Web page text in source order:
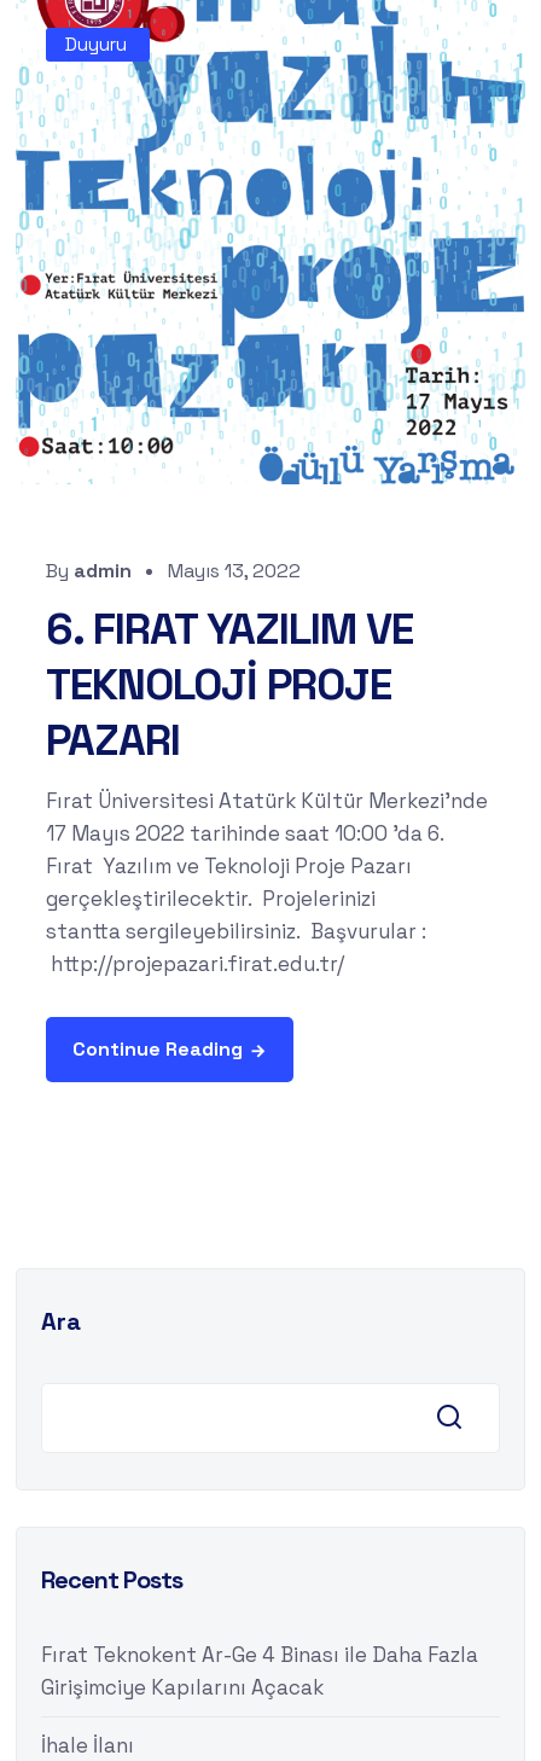
Duyuru
By admin Mayıs 13, 2022
6. FIRAT YAZILIM VE
TEKNOLOJİ PROJE
PAZARI
Fırat Üniversitesi Atatürk Kültür Merkezi'nde
17 Mayıs 2022 tarihinde saat 10:00 'da 6.
Fırat Yazılım ve Teknoloji Proje Pazarı
gerçekleştirilecektir. Projelerinizi
stantta sergileyebilirsiniz. Başvurular :
http://projepazari.firat.edu.tr/
Continue Reading
Ara
Recent Posts
Fırat Teknokent Ar-Ge 4 Binası ile Daha Fazla
Girişimciye Kapılarını Açacak
İhale İlanı